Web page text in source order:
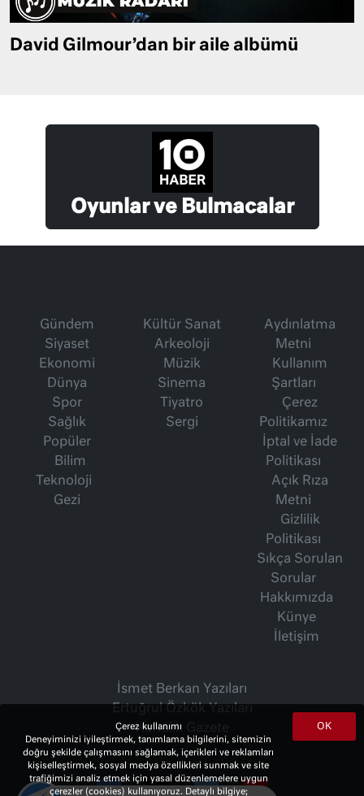
David Gilmour’dan bir aile albümü
Oyunlar ve Bulmacalar
Gündem
Siyaset
Ekonomi
Dünya
Spor
Sağlık
Popüler
Bilim
Teknoloji
Gezi
Kültür Sanat
Arkeoloji
Müzik
Sinema
Tiyatro
Sergi
Aydınlatma
Metni
Kullanım
Şartları
Çerez
Politikamız
İptal ve İade
Politikası
Açık Rıza
Metni
Gizlilik
Politikası
Sıkça Sorulan
Sorular
Hakkımızda
Künye
İletişim
İsmet Berkan Yazıları
Haftalık Gazete
OK
Çerez kullanımı
Deneyiminizi iyileştirmek, tanımlama bilgilerini, sitemizin
doğru şekilde çalışmasını sağlamak, içerikleri ve reklamları
kişiselleştirmek, sosyal medya özellikleri sunmak ve site
trafiğimizi analiz etmek için yasal düzenlemelere uygun
çerezler (cookies) kullanıyoruz. Detaylı bilgiye;